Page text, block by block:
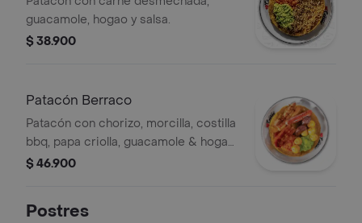
guacamole, hogao y salsa.
$ 38.900
Patacón Berraco
Patacón con chorizo, morcilla, costilla
bbq, papa criolla, guacamole & hogao
.$ 46.900
Postres